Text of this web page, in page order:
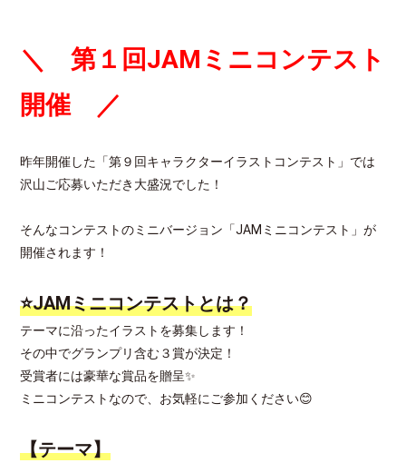
＼ 第１回JAMミニコンテスト
開催 ／
昨年開催した「第９回キャラクターイラストコンテスト」では
沢山ご応募いただき大盛況でした！
そんなコンテストのミニバージョン「JAMミニコンテスト」が
開催されます！
⭐JAMミニコンテストとは？
テーマに沿ったイラストを募集します！
その中でグランプリ含む３賞が決定！
受賞者には豪華な賞品を贈呈✨
ミニコンテストなので、お気軽にご参加ください😊
【テーマ】